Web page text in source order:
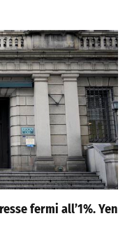
fermi all’1%. Yen